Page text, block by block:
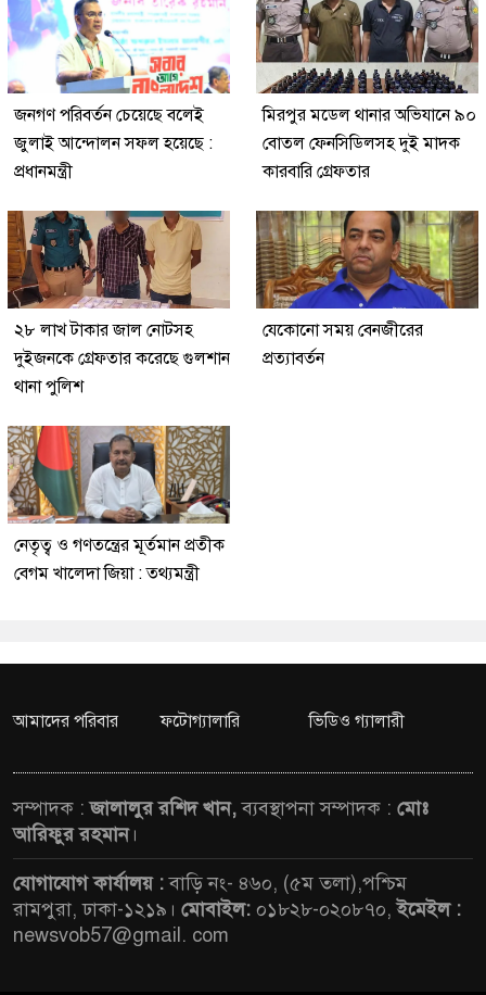
জনগণ পরিবর্তন চেয়েছে বলেই
জুলাই আন্দোলন সফল হয়েছে :
প্রধানমন্ত্রী
মিরপুর মডেল থানার অভিযানে ৯০
বোতল ফেনসিডিলসহ দুই মাদক
কারবারি গ্রেফতার
২৮ লাখ টাকার জাল নোটসহ
দুইজনকে গ্রেফতার করেছে গুলশান
থানা পুলিশ
যেকোনো সময় বেনজীরের
প্রত্যাবর্তন
নেতৃত্ব ও গণতন্ত্রের মূর্তমান প্রতীক
বেগম খালেদা জিয়া : তথ্যমন্ত্রী
আমাদের পরিবার ফটোগ্যালারি ভিডিও গ্যালারী
সম্পাদক :জালালুর রশিদ খান,ব্যবস্থাপনা সম্পাদক : মোঃ
আরিফুর রহমান।
যোগাযোগ কার্যালয় :বাড়ি নং- ৪৬০, (৫ম তলা),পশ্চিম
রামপুরা, ঢাকা-১২১৯। মোবাইল: ০১৮২৮-০২০৮৭০,ইমেইল :
newsvob57@gmail. com